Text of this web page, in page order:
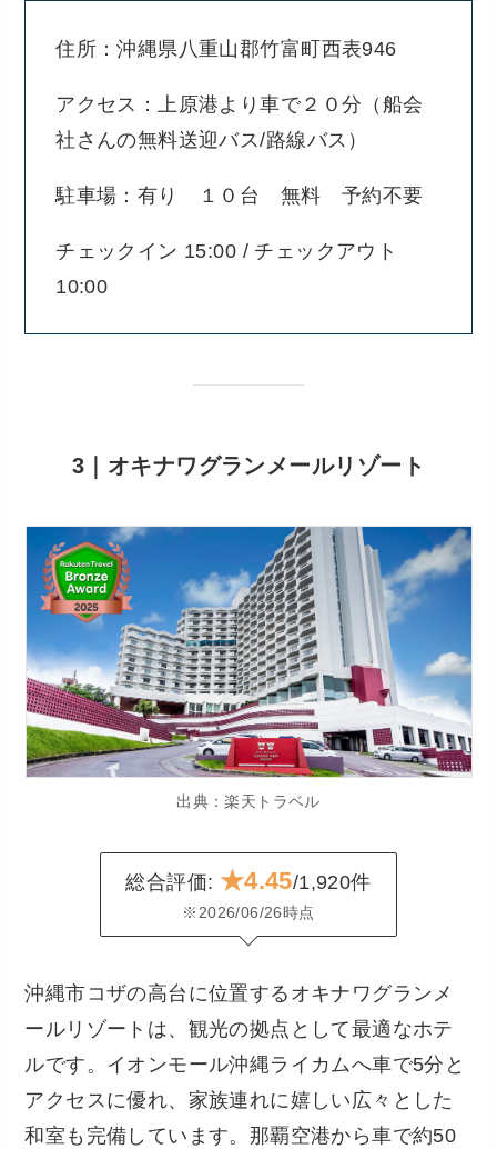
住所：沖縄県八重山郡竹富町西表946
アクセス：上原港より車で２０分（船会
社さんの無料送迎バス/路線バス）
駐車場：有り １０台 無料 予約不要
チェックイン 15:00 / チェックアウト
10:00
3｜オキナワグランメールリゾート
出典：楽天トラベル
総合評価: ★4.45/1,920件
※2026/06/26時点
沖縄市コザの高台に位置するオキナワグランメ
ールリゾートは、観光の拠点として最適なホテ
ルです。イオンモール沖縄ライカムへ車で5分と
アクセスに優れ、家族連れに嬉しい広々とした
和室も完備しています。那覇空港から車で約50